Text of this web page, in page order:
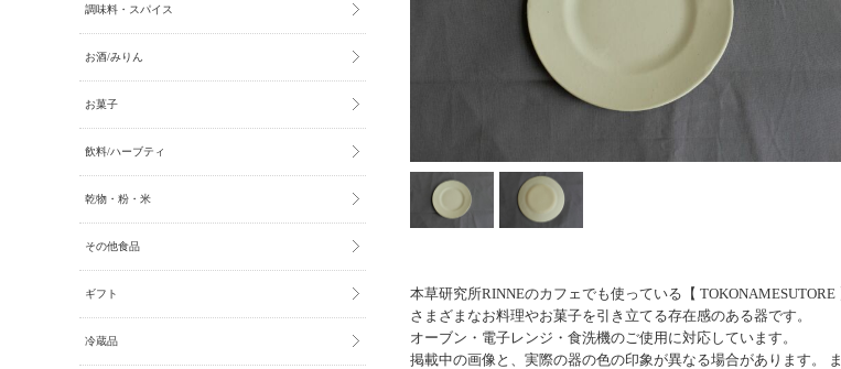
本草研究所RINNEのカフェでも使っている【 TOKONAMESUTORE
さまざまなお料理やお菓子を引き立てる存在感のある器です。
オーブン・電子レンジ・食洗機のご使用に対応しています。
掲載中の画像と、実際の器の色の印象が異なる場合があります。
調味料・スパイス
お酒/みりん
お菓子
飲料/ハーブティ
乾物・粉・米
その他食品
ギフト
冷蔵品